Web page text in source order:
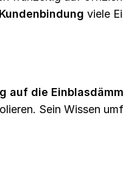
viele
auf die
Sein Wissen